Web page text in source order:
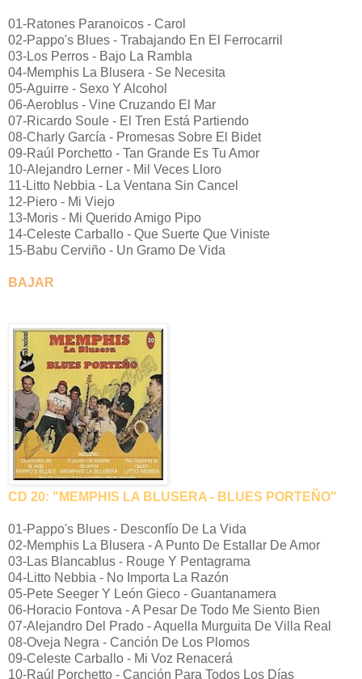
01-Ratones Paranoicos - Carol
02-Pappo's Blues - Trabajando En El Ferrocarril
03-Los Perros - Bajo La Rambla
04-Memphis La Blusera - Se Necesita
05-Aguirre - Sexo Y Alcohol
06-Aeroblus - Vine Cruzando El Mar
07-Ricardo Soule - El Tren Está Partiendo
08-Charly García - Promesas Sobre El Bidet
09-Raúl Porchetto - Tan Grande Es Tu Amor
10-Alejandro Lerner - Mil Veces Lloro
11-Litto Nebbia - La Ventana Sin Cancel
12-Piero - Mi Viejo
13-Moris - Mi Querido Amigo Pipo
14-Celeste Carballo - Que Suerte Que Viniste
15-Babu Cerviño - Un Gramo De Vida
BAJAR
CD 20: "MEMPHIS LA BLUSERA - BLUES PORTEÑO"
01-Pappo's Blues - Desconfío De La Vida
02-Memphis La Blusera - A Punto De Estallar De Amor
03-Las Blancablus - Rouge Y Pentagrama
04-Litto Nebbia - No Importa La Razón
05-Pete Seeger Y León Gieco - Guantanamera
06-Horacio Fontova - A Pesar De Todo Me Siento Bien
07-Alejandro Del Prado - Aquella Murguita De Villa Real
08-Oveja Negra - Canción De Los Plomos
09-Celeste Carballo - Mi Voz Renacerá
10-Raúl Porchetto - Canción Para Todos Los Días